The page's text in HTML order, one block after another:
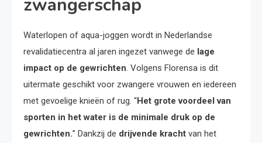
zwangerschap
Waterlopen of aqua-joggen wordt in Nederlandse
revalidatiecentra al jaren ingezet vanwege de lage
impact op de gewrichten. Volgens Florensa is dit
uitermate geschikt voor zwangere vrouwen en iedereen
met gevoelige knieën of rug. “Het grote voordeel van
sporten in het water is de minimale druk op de
gewrichten.” Dankzij de drijvende kracht van het